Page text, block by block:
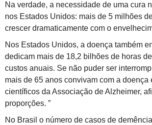
Na verdade, a necessidade de uma cura
nos Estados Unidos: mais de 5 milhões
crescer dramaticamente com o
Nos Estados Unidos, a doença também
dedicam mais de 18,2 bilhões de horas
custos anuais. Se não puder ser
mais de 65 anos convivam com a
científicos da Associação de Alzheimer,
proporções. ”
No Brasil o número de casos de